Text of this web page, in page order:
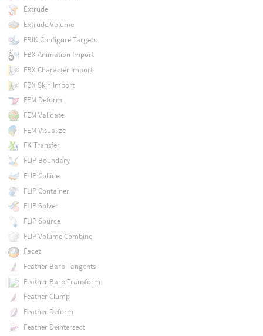
Extrude
Extrude Volume
FBIK Configure Targets
FBX Animation Import
FBX Character Import
FBX Skin Import
FEM Deform
FEM Validate
FEM Visualize
FK Transfer
FLIP Boundary
FLIP Collide
FLIP Container
FLIP Solver
FLIP Source
FLIP Volume Combine
Facet
Feather Barb Tangents
Feather Barb Transform
Feather Clump
Feather Deform
Feather Deintersect